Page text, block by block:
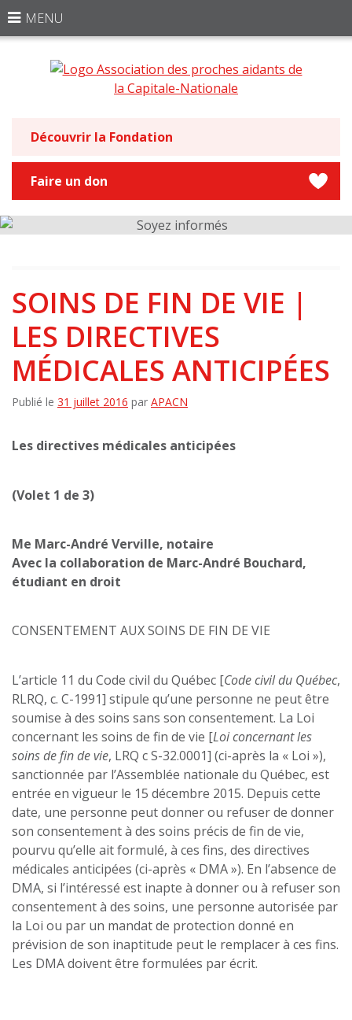
MENU
Découvrir la Fondation
Faire un don
SOINS DE FIN DE VIE |
LES DIRECTIVES
MÉDICALES ANTICIPÉES
Publié le 31 juillet 2016 par APACN
Les directives médicales anticipées
(Volet 1 de 3)
Me Marc-André Verville, notaire
Avec la collaboration de Marc-André Bouchard,
étudiant en droit
CONSENTEMENT AUX SOINS DE FIN DE VIE
L’article 11 du Code civil du Québec [Code civil du Québec,
RLRQ, c. C-1991] stipule qu’une personne ne peut être
soumise à des soins sans son consentement. La Loi
concernant les soins de fin de vie [Loi concernant les
soins de fin de vie, LRQ c S-32.0001] (ci-après la « Loi »),
sanctionnée par l’Assemblée nationale du Québec, est
entrée en vigueur le 15 décembre 2015. Depuis cette
date, une personne peut donner ou refuser de donner
son consentement à des soins précis de fin de vie,
pourvu qu’elle ait formulé, à ces fins, des directives
médicales anticipées (ci-après « DMA »). En l’absence de
DMA, si l’intéressé est inapte à donner ou à refuser son
consentement à des soins, une personne autorisée par
la Loi ou par un mandat de protection donné en
prévision de son inaptitude peut le remplacer à ces fins.
Les DMA doivent être formulées par écrit.